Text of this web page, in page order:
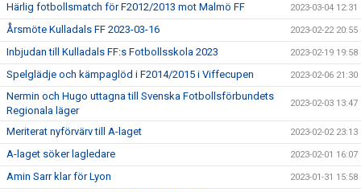
Härlig fotbollsmatch för F2012/2013 mot Malmö FF 2023-03-04 12:31
Årsmöte Kulladals FF 2023-03-16 2023-02-22 20:55
Inbjudan till Kulladals FF:s Fotbollsskola 2023 2023-02-19 19:58
Spelglädje och kämpaglöd i F2014/2015 i Viffecupen 2023-02-06 21:30
Nermin och Hugo uttagna till Svenska Fotbollsförbundets
Regionala läger
2023-02-03 13:47
Meriterat nyförvärv till A-laget 2023-02-02 23:13
A-laget söker lagledare 2023-02-01 16:07
Amin Sarr klar för Lyon 2023-01-31 15:58